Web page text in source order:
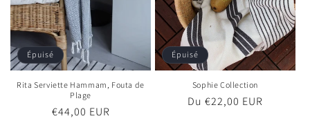
Épuisé
Rita Serviette Hammam, Fouta de
Plage
Prix
€44,00 EUR
Épuisé
Sophie Collection
Prix
Du €22,00 EUR